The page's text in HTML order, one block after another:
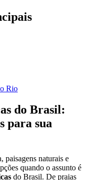
Rio
do Brasil:
para sua
paisagens naturais e
quando o assunto é
do Brasil. De praias